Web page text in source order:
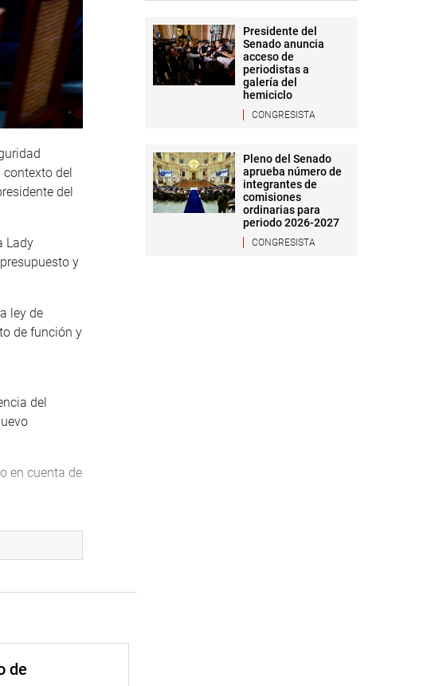
del
del
Lady
y
ley de
de función y
del
en cuenta de
de
Presidente del
Senado anuncia
acceso de
periodistas a
galería del
hemiciclo
CONGRESISTA
Pleno del Senado
aprueba número de
integrantes de
comisiones
ordinarias para
periodo 2026-2027
CONGRESISTA